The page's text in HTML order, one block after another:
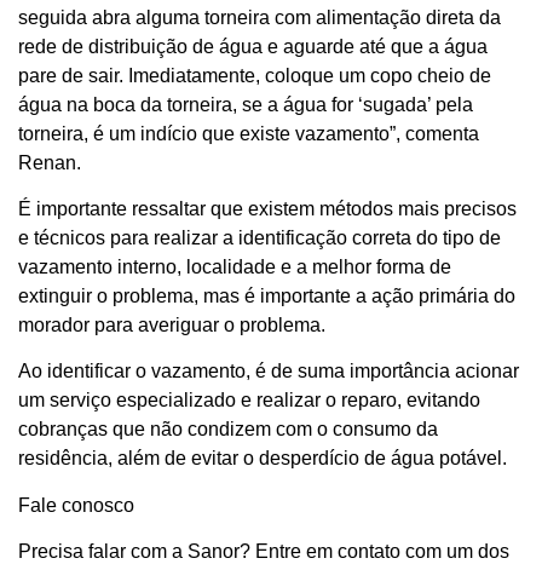
seguida abra alguma torneira com alimentação direta da
rede de distribuição de água e aguarde até que a água
pare de sair. Imediatamente, coloque um copo cheio de
água na boca da torneira, se a água for ‘sugada’ pela
torneira, é um indício que existe vazamento”, comenta
Renan.
É importante ressaltar que existem métodos mais precisos
e técnicos para realizar a identificação correta do tipo de
vazamento interno, localidade e a melhor forma de
extinguir o problema, mas é importante a ação primária do
morador para averiguar o problema.
Ao identificar o vazamento, é de suma importância acionar
um serviço especializado e realizar o reparo, evitando
cobranças que não condizem com o consumo da
residência, além de evitar o desperdício de água potável.
Fale conosco
Precisa falar com a Sanor? Entre em contato com um dos